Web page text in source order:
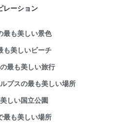
レーション
最も美しい景色
も美しいビーチ
最も美しい旅行
プスの最も美しい場所
しい国立公園
最も美しい場所